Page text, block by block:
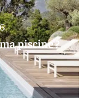
piscine ?